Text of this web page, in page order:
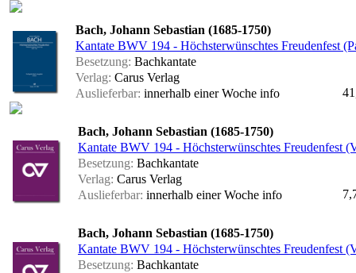
Bach, Johann Sebastian (1685-1750)
Kantate BWV 194 - Höchsterwünschtes Freudenfest
Besetzung: Bachkantate
Verlag: Carus Verlag
Auslieferbar: innerhalb einer Woche info
Bach, Johann Sebastian (1685-1750)
Kantate BWV 194 - Höchsterwünschtes Freudenfest
Besetzung: Bachkantate
Verlag: Carus Verlag
Auslieferbar: innerhalb einer Woche info
Bach, Johann Sebastian (1685-1750)
Kantate BWV 194 - Höchsterwünschtes Freudenfest
Besetzung: Bachkantate